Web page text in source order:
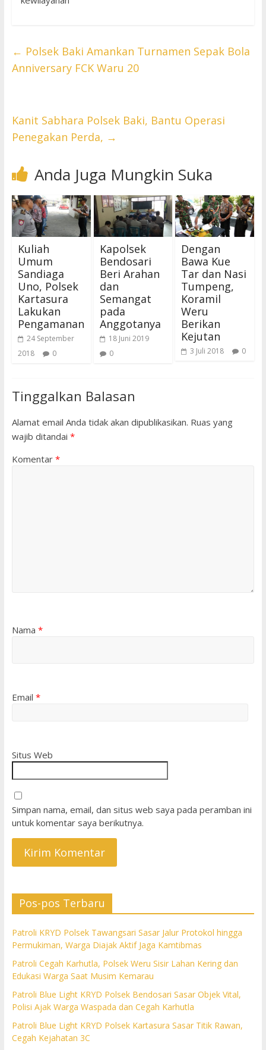
← Polsek Baki Amankan Turnamen Sepak Bola
Anniversary FCK Waru 20
Kanit Sabhara Polsek Baki, Bantu Operasi
Penegakan Perda, →
Anda Juga Mungkin Suka
Kuliah
Umum
Sandiaga
Uno, Polsek
Kartasura
Lakukan
Pengamanan
24 September
2018
0
Kapolsek
Bendosari
Beri Arahan
dan
Semangat
pada
Anggotanya
18 Juni 2019
0
Dengan
Bawa Kue
Tar dan Nasi
Tumpeng,
Koramil
Weru
Berikan
Kejutan
3 Juli 2018 0
Tinggalkan Balasan
Alamat email Anda tidak akan dipublikasikan. Ruas yang
wajib ditandai *
Komentar *
Nama *
Email *
Situs Web
Simpan nama, email, dan situs web saya pada peramban ini
untuk komentar saya berikutnya.
Pos-pos Terbaru
Patroli KRYD Polsek Tawangsari Sasar Jalur Protokol hingga
Permukiman, Warga Diajak Aktif Jaga Kamtibmas
Patroli Cegah Karhutla, Polsek Weru Sisir Lahan Kering dan
Edukasi Warga Saat Musim Kemarau
Patroli Blue Light KRYD Polsek Bendosari Sasar Objek Vital,
Polisi Ajak Warga Waspada dan Cegah Karhutla
Patroli Blue Light KRYD Polsek Kartasura Sasar Titik Rawan,
Cegah Kejahatan 3C